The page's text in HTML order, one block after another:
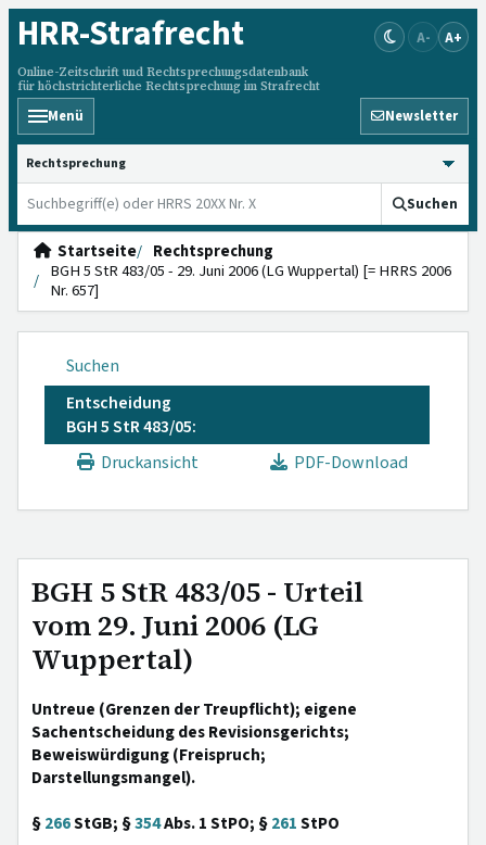
HRR-Strafrecht
Online-Zeitschrift und Rechtsprechungsdatenbank
für höchstrichterliche Rechtsprechung im Strafrecht
A- A+
Menü Newsletter
HRRS durchsuchen
Suchen
Startseite
Rechtsprechung
BGH 5 StR 483/05 - 29. Juni 2006 (LG Wuppertal) [= HRRS 2006
Nr. 657]
Suchen
Entscheidung
BGH 5 StR 483/05:
Druckansicht
PDF-Download
BGH 5 StR 483/05 - Urteil
vom 29. Juni 2006 (LG
Wuppertal)
Untreue (Grenzen der Treupflicht); eigene
Sachentscheidung des Revisionsgerichts;
Beweiswürdigung (Freispruch;
Darstellungsmangel).
§266StGB; §354Abs. 1 StPO; §261StPO